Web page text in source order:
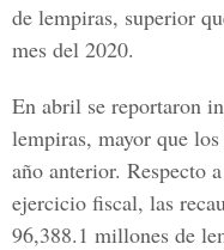
de lempiras, superior
mes del 2020.
En abril se reportaron
lempiras, mayor que
año anterior. Respecto
ejercicio fiscal, las
96,388.1 millones de